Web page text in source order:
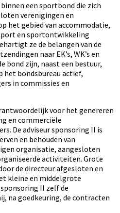
een sportbond die zich
verenigingen en
het gebied van accommodatie,
en sportontwikkeling
ze de belangen van de
naar EK’s, WK’s en
bond zijn, naast een bestuur,
het bondsbureau actief,
in commissies en
voor het genereren
en commerciële
De adviseur sponsoring II is
en behouden van
organisatie, aangesloten
activiteiten. Grote
de directeur afgesloten en
kleine en middelgrote
II zelf de
na goedkeuring, de contracten